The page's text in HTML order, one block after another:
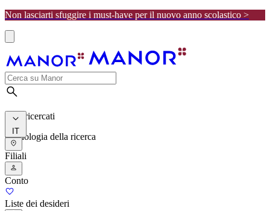
Non lasciarti sfuggire i must-have per il nuovo anno scolastico >
I più ricercati
Cronologia della ricerca
IT
Filiali
Conto
Liste dei desideri